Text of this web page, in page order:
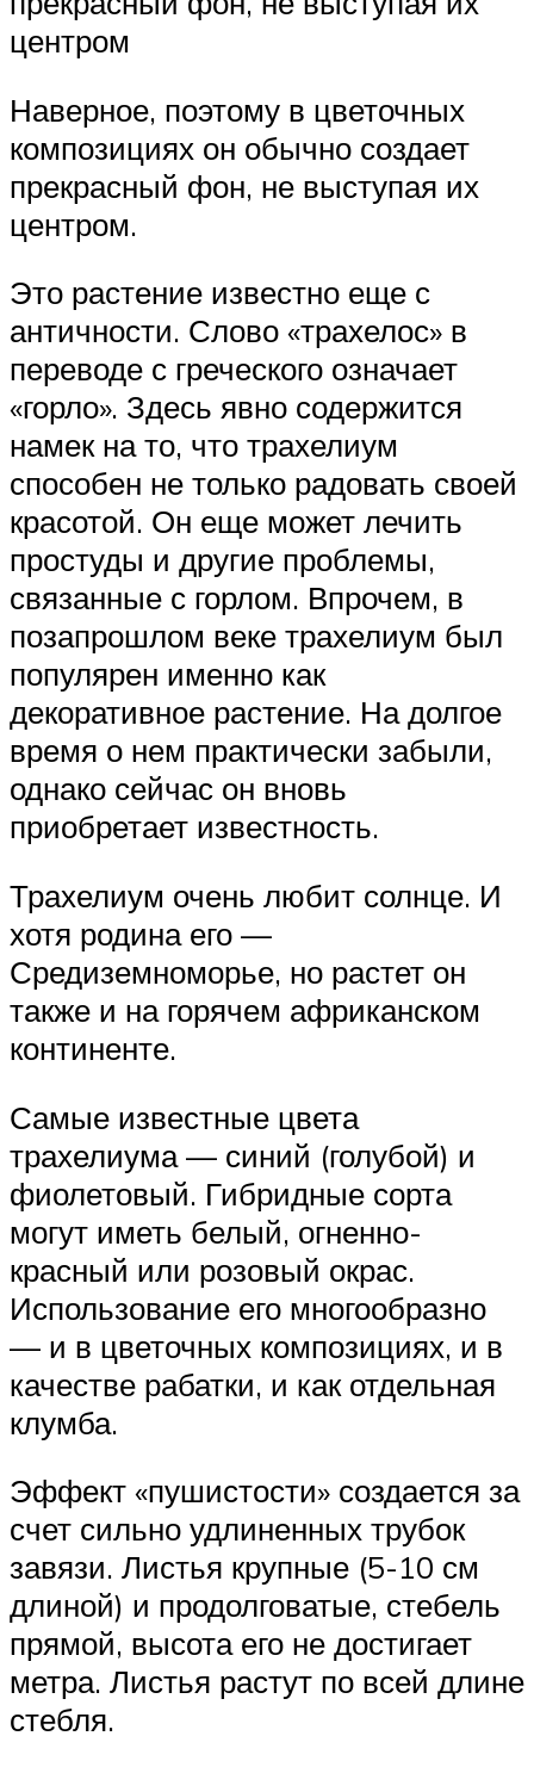
центром
Наверное, поэтому в цветочных
композициях он обычно создает
прекрасный фон, не выступая их
центром.
Это растение известно еще с
античности. Слово «трахелос» в
переводе с греческого означает
«горло». Здесь явно содержится
намек на то, что трахелиум
способен не только радовать своей
красотой. Он еще может лечить
простуды и другие проблемы,
связанные с горлом. Впрочем, в
позапрошлом веке трахелиум был
популярен именно как
декоративное растение. На долгое
время о нем практически забыли,
однако сейчас он вновь
приобретает известность.
Трахелиум очень любит солнце. И
хотя родина его —
Средиземноморье, но растет он
также и на горячем африканском
континенте.
Самые известные цвета
трахелиума — синий (голубой) и
фиолетовый. Гибридные сорта
могут иметь белый, огненно-
красный или розовый окрас.
Использование его многообразно
— и в цветочных композициях, и в
качестве рабатки, и как отдельная
клумба.
Эффект «пушистости» создается за
счет сильно удлиненных трубок
завязи. Листья крупные (5-10 см
длиной) и продолговатые, стебель
прямой, высота его не достигает
метра. Листья растут по всей длине
стебля.